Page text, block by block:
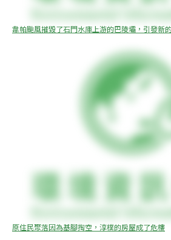
韋帕颱風摧毀了石門水庫上游的巴陵壩，引發新
原住民聚落因為基腳掏空，淳樸的房屋成了危樓